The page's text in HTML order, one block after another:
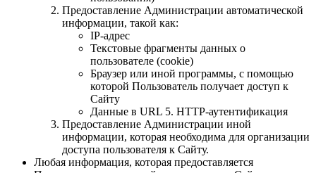
Предоставление Администрации автоматической
информации, такой как:
IP-адрес
Текстовые фрагменты данных о
пользователе (cookie)
Браузер или иной программы, с помощью
которой Пользователь получает доступ к
Сайту
Данные в URL 5. HTTP-аутентификация
Предоставление Администрации иной
информации, которая необходима для организации
доступа пользователя к Сайту.
Любая информация, которая предоставляется